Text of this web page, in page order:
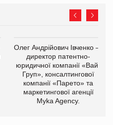
Олег Андрійович Івченко —
директор патентно-
юридичної компанії «Вайз
Груп», консалтингової
компанії «Парето» та
маркетингової агенції
Myka Agency.